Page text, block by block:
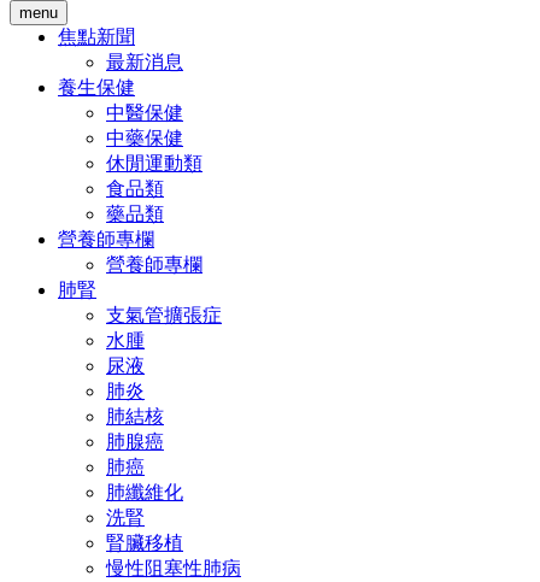
menu
焦點新聞
最新消息
養生保健
中醫保健
中藥保健
休閒運動類
食品類
藥品類
營養師專欄
營養師專欄
肺腎
支氣管擴張症
水腫
尿液
肺炎
肺結核
肺腺癌
肺癌
肺纖維化
洗腎
腎臟移植
慢性阻塞性肺病